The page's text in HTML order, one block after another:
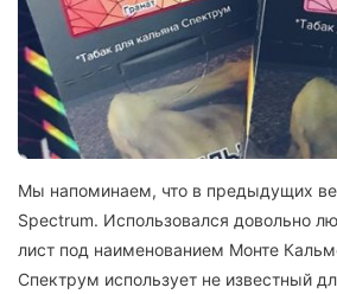
Мы напоминаем, что в предыдущих
Spectrum. Использовался довольно
лист под наименованием Монте
Спектрум использует не известный